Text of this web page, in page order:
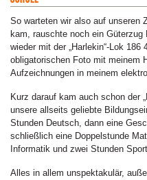
So warteten wir also auf unseren
kam, rauschte noch ein
wieder mit der „Harlekin“-Lok 186
obligatorischen Foto mit meinem
Aufzeichnungen in meinem
Kurz darauf kam auch schon der
unsere allseits geliebte
Stunden Deutsch, dann eine
schließlich eine Doppelstunde
Informatik und zwei Stunden
Alles in allem unspektakulär,